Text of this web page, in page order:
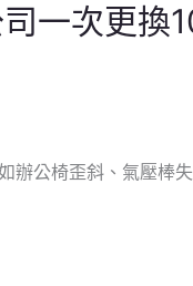
一次更換
辦公椅歪斜、氣壓棒